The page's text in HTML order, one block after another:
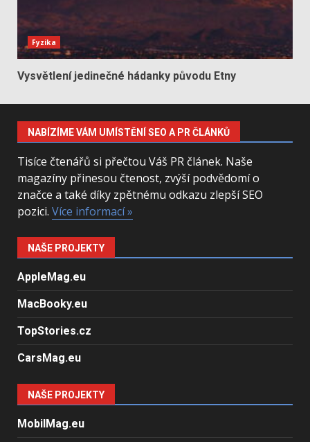
Fyzika
Vysvětlení jedinečné hádanky původu Etny
NABÍZÍME VÁM UMÍSTĚNÍ SEO A PR ČLÁNKŮ
Tisíce čtenářů si přečtou Váš PR článek. Naše
magazíny přinesou čtenost, zvýší podvědomí o
značce a také díky zpětnému odkazu zlepší SEO
pozici. Více informací »
NAŠE PROJEKTY
AppleMag.eu
MacBooky.eu
TopStories.cz
CarsMag.eu
NAŠE PROJEKTY
MobilMag.eu